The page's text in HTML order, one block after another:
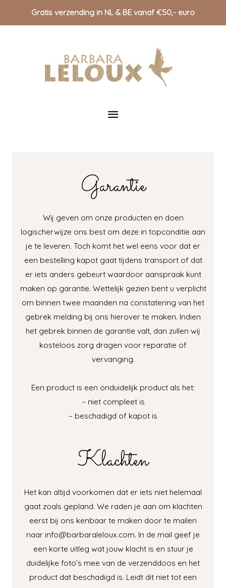
Gratis verzending in NL & BE vanaf €50,- euro
Hoofdmenu
Garantie
Wij geven om onze producten en doen
logischerwijze ons best om deze in topconditie aan
je te leveren. Toch komt het wel eens voor dat er
een bestelling kapot gaat tijdens transport of dat
er iets anders gebeurt waardoor aanspraak kunt
maken op garantie. Wettelijk gezien bent u verplicht
om binnen twee maanden na constatering van het
gebrek melding bij ons hierover te maken. Indien
het gebrek binnen de garantie valt, dan zullen wij
kosteloos zorg dragen voor reparatie of
vervanging.
Een product is een onduidelijk product als het:
– niet compleet is
– beschadigd of kapot is
Klachten
Het kan altijd voorkomen dat er iets niet helemaal
gaat zoals gepland. We raden je aan om klachten
eerst bij ons kenbaar te maken door te mailen
naar info@barbaraleloux.com. In de mail geef je
een korte uitleg wat jouw klacht is en stuur je
duidelijke foto’s mee van de verzenddoos en het
product dat beschadigd is. Leidt dit niet tot een